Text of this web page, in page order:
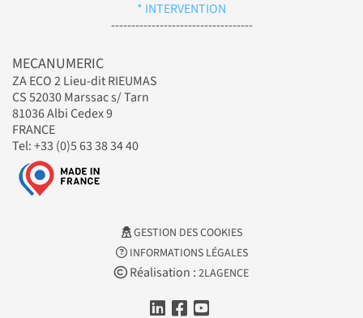
* INTERVENTION
-----------------------------------
MECANUMERIC
ZA ECO 2 Lieu-dit RIEUMAS
CS 52030 Marssac s/ Tarn
81036 Albi Cedex 9
FRANCE
Tel: +33 (0)5 63 38 34 40
GESTION DES COOKIES
INFORMATIONS LÉGALES
Réalisation : 2LAGENCE